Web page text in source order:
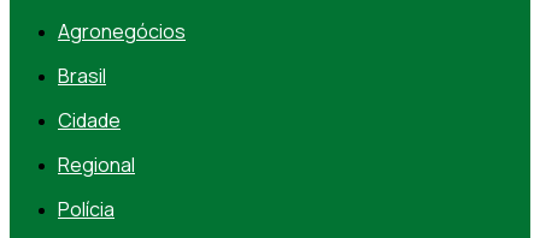
Agronegócios
Brasil
Cidade
Regional
Polícia